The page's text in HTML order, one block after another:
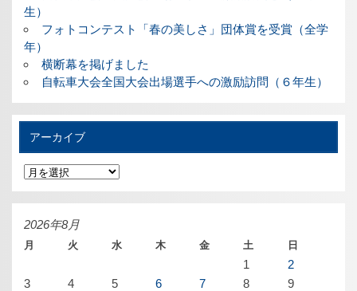
生）
フォトコンテスト「春の美しさ」団体賞を受賞（全学
年）
横断幕を掲げました
自転車大会全国大会出場選手への激励訪問（６年生）
アーカイブ
ア
ー
カ
イ
ブ
2026年8月
月 火 水 木 金 土 日
1
2
3
4 5 6 7 8
9